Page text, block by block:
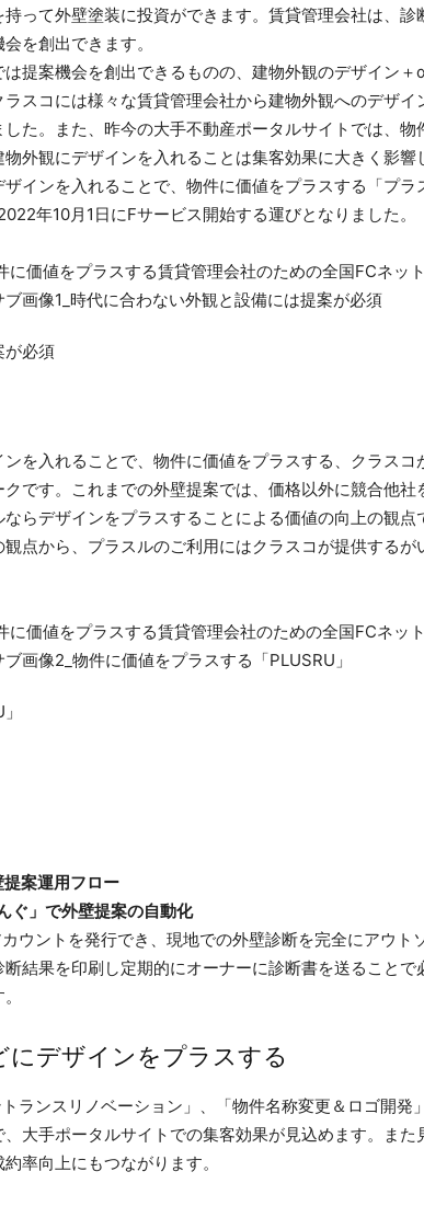
って外壁塗装に投資ができます。賃貸管理会社は、診
を創出できます。
提案機会を創出できるものの、建物外観のデザイン＋
スコには様々な賃貸管理会社から建物外観へのデザイ
た。また、昨今の大手不動産ポータルサイトでは、物
外観にデザインを入れることは集客効果に大きく影響
インを入れることで、物件に価値をプラスする「プラ
年10月1日にFサービス開始する運びとなりました。
が必須
を入れることで、物件に価値をプラスする、クラスコ
です。これまでの外壁提案では、価格以外に競合他社
らデザインをプラスすることによる価値の向上の観点
点から、プラスルのご利用にはクラスコが提供するが
案運用フロー
」で外壁提案の自動化
ウントを発行でき、現地での外壁診断を完全にアウト
結果を印刷し定期的にオーナーに診断書を送ることで
デザインをプラスする
ランスリノベーション」、「物件名称変更＆ロゴ開発
大手ポータルサイトでの集客効果が見込めます。また
率向上にもつながります。